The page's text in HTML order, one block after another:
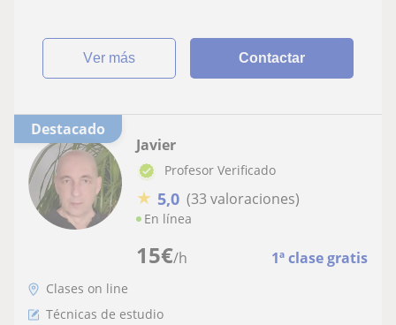
ver más Contactar
Destacado
15€/h 1ª clase gratis
Javier
Profesor Verificado
★ 5,0 (33 valoraciones)
En línea
Clases on line
Técnicas de estudio